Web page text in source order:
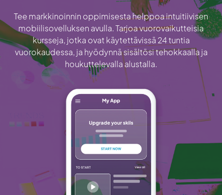
Tee markkinoinnin oppimisesta helppoa intuitiivisen
mobiilisovelluksen avulla. Tarjoa vuorovaikutteisia
kursseja, jotka ovat käytettävissä 24 tuntia
vuorokaudessa, ja hyödynnä sisältösi tehokkaalla ja
houkuttelevalla alustalla.